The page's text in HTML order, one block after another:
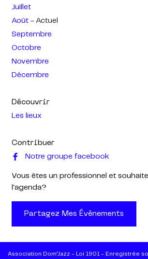
Juillet
Août - Actuel
Septembre
Octobre
Novembre
Décembre
Découvrir
Les lieux
Contribuer
Notre groupe facebook
Vous êtes un professionnel et
l'agenda?
Partagez Mes Évènements
Association Dom’Jazz - Loi 1901 - Enregistrée